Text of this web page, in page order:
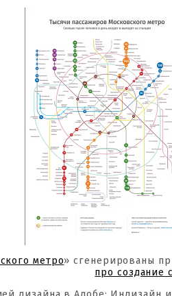
метро» сгенерированы
про создание